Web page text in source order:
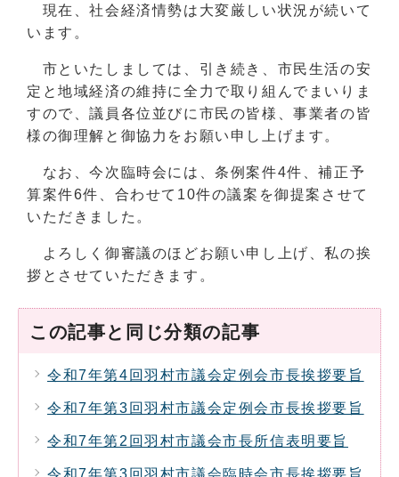
現在、社会経済情勢は大変厳しい状況が続いて
います。
市といたしましては、引き続き、市民生活の安
定と地域経済の維持に全力で取り組んでまいりま
すので、議員各位並びに市民の皆様、事業者の皆
様の御理解と御協力をお願い申し上げます。
なお、今次臨時会には、条例案件4件、補正予
算案件6件、合わせて10件の議案を御提案させて
いただきました。
よろしく御審議のほどお願い申し上げ、私の挨
拶とさせていただきます。
この記事と同じ分類の記事
令和7年第4回羽村市議会定例会市長挨拶要旨
令和7年第3回羽村市議会定例会市長挨拶要旨
令和7年第2回羽村市議会市長所信表明要旨
令和7年第3回羽村市議会臨時会市長挨拶要旨